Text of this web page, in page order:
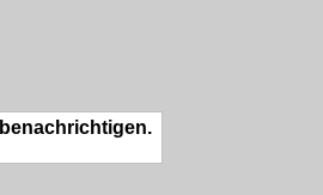
benachrichtigen.